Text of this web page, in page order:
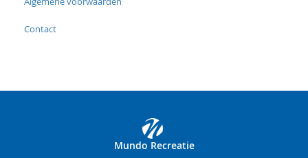
Contact
Mundo Recreatie